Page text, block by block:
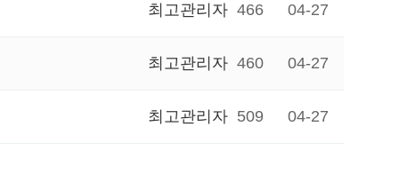
최고관리자 466 04-27
최고관리자 460 04-27
최고관리자 509 04-27